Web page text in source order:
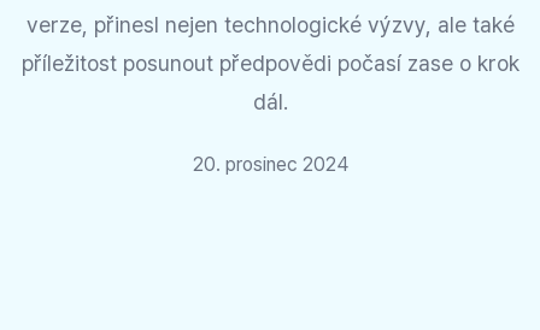
verze, přinesl nejen technologické výzvy, ale také
příležitost posunout předpovědi počasí zase o krok
dál.
20. prosinec 2024